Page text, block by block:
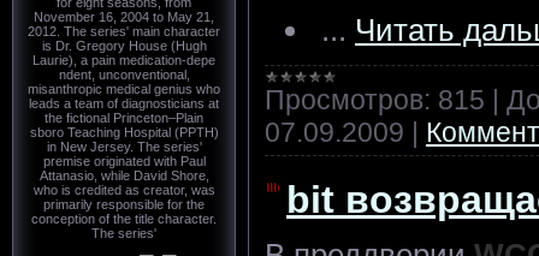
... Читать
Просмотров: 815 |
07.09.2009 |
bit